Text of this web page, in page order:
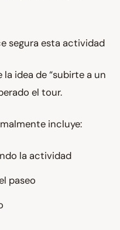
segura esta actividad
idea de “subirte a un
el tour.
incluye:
la actividad
paseo